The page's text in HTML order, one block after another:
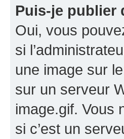
Puis-je publier
Oui, vous
si
une image sur
sur un serveur
image.gif. Vous
si c’est un